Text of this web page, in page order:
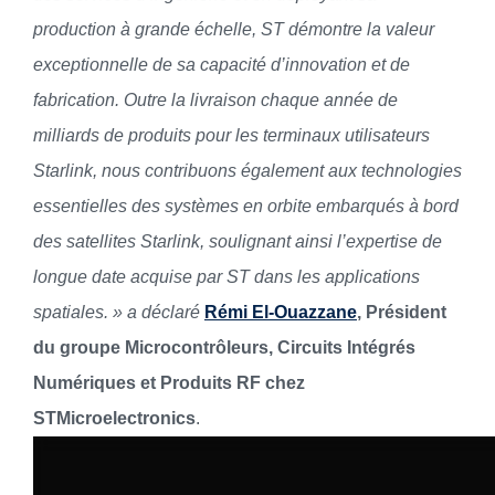
production à grande échelle, ST démontre la valeur
exceptionnelle de sa capacité d’innovation et de
fabrication. Outre la livraison chaque année de
milliards de produits pour les terminaux utilisateurs
Starlink, nous contribuons également aux technologies
essentielles des systèmes en orbite embarqués à bord
des satellites Starlink, soulignant ainsi l’expertise de
longue date acquise par ST dans les applications
spatiales. » a déclaré Rémi El-Ouazzane, Président
du groupe Microcontrôleurs, Circuits Intégrés
Numériques et Produits RF chez
STMicroelectronics.